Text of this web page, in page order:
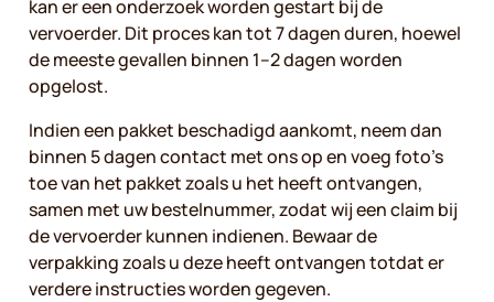
kan er een onderzoek worden gestart bij de
vervoerder. Dit proces kan tot 7 dagen duren, hoewel
de meeste gevallen binnen 1–2 dagen worden
opgelost.
Indien een pakket beschadigd aankomt, neem dan
binnen 5 dagen contact met ons op en voeg foto’s
toe van het pakket zoals u het heeft ontvangen,
samen met uw bestelnummer, zodat wij een claim bij
de vervoerder kunnen indienen. Bewaar de
verpakking zoals u deze heeft ontvangen totdat er
verdere instructies worden gegeven.